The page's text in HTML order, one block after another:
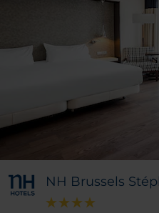
NH Brussels